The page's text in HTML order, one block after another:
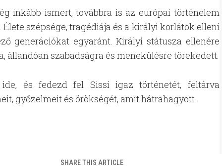
inkább ismert, továbbra is az európai történelem
szépsége, tragédiája és a királyi korlátok elleni
generációkat egyaránt. Királyi státusza ellenére
szabadságra és menekülésre törekedett.
és fedezd fel Sissi igaz történetét, feltárva
győzelmeit és örökségét, amit hátrahagyott.
SHARE THIS ARTICLE